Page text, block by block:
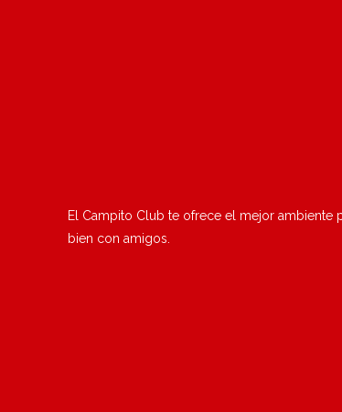
El Campito Club te ofrece el mejor ambiente
bien con amigos.